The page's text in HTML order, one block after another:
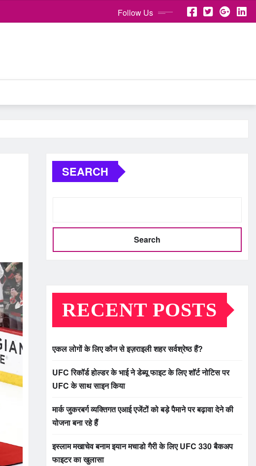
Follow Us
SEARCH
Search
RECENT POSTS
एकल लोगों के लिए कौन से इज़राइली शहर सर्वश्रेष्ठ हैं?
UFC रिकॉर्ड होल्डर के भाई ने डेब्यू फाइट के लिए शॉर्ट नोटिस पर
UFC के साथ साइन किया
मार्क जुकरबर्ग व्यक्तिगत एआई एजेंटों को बड़े पैमाने पर बढ़ावा देने की
योजना बना रहे हैं
इस्लाम मखाचेव बनाम इयान मचाडो गैरी के लिए UFC 330 बैकअप
फाइटर का खुलासा